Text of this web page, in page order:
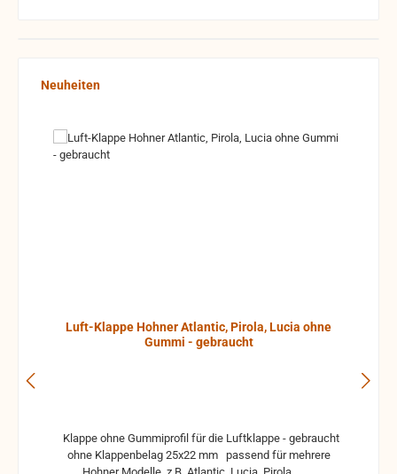
Produktgalerie überspringen
Neuheiten
Luft-Klappe Hohner Atlantic, Pirola, Lucia ohne
Gummi - gebraucht
ohne Klappenbelag 25x22 mm passend für mehrere